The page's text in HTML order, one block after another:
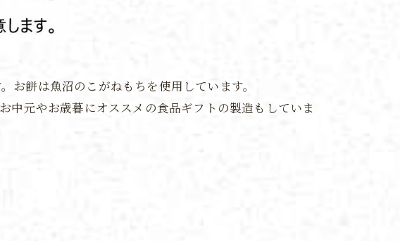
餅は魚沼のこがねもちを使用しています。
中元やお歳暮にオススメの食品ギフトの製造もしていま